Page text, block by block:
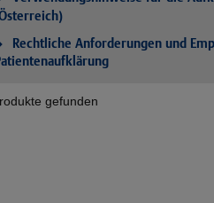
Rechtliche Anforderungen und
gefunden